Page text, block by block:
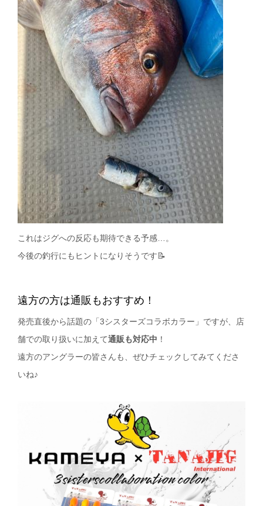
これはジグへの反応も期待できる予感…。
今後の釣行にもヒントになりそうです📝
遠方の方は通販もおすすめ！
発売直後から話題の「3シスターズコラボカラー」ですが、店
舗での取り扱いに加えて通販も対応中 ！
遠方のアングラーの皆さんも、ぜひチェックしてみてくださ
いね♪